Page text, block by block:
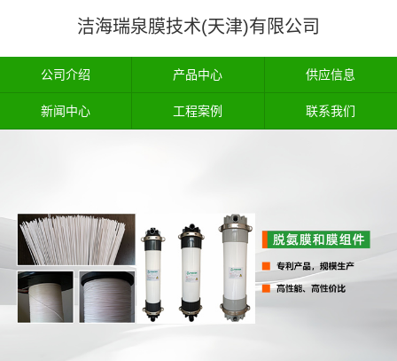
洁海瑞泉膜技术(天津)有限公司
公司介绍 产品中心 供应信息
新闻中心 工程案例 联系我们